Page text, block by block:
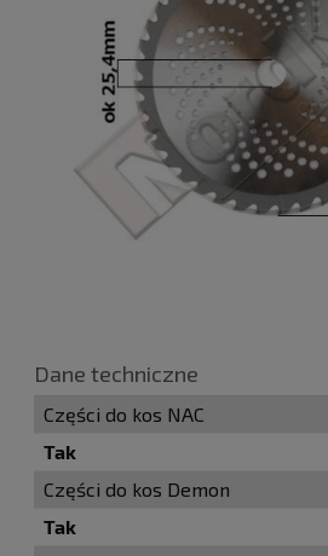
Dane techniczne
Części do kos NAC
Tak
Części do kos Demon
Tak